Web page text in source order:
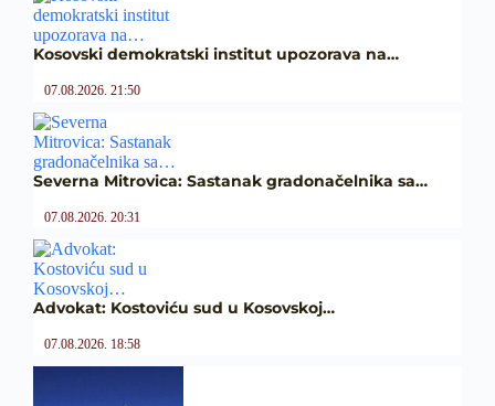
Kosovski demokratski institut upozorava na…
07.08.2026. 21:50
Severna Mitrovica: Sastanak gradonačelnika sa…
07.08.2026. 20:31
Advokat: Kostoviću sud u Kosovskoj…
07.08.2026. 18:58